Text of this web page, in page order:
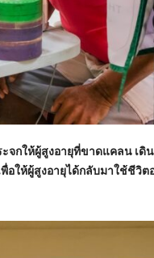
ะจกให้ผู้สูงอายุที่ขาดแคลน เดิ
อให้ผู้สูงอายุได้กลับมาใช้ชีวิ